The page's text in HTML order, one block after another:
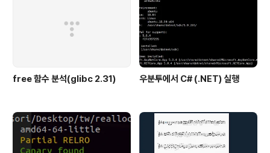
free 함수 분석(glibc 2.31) 우분투에서 C# (.NET) 실행